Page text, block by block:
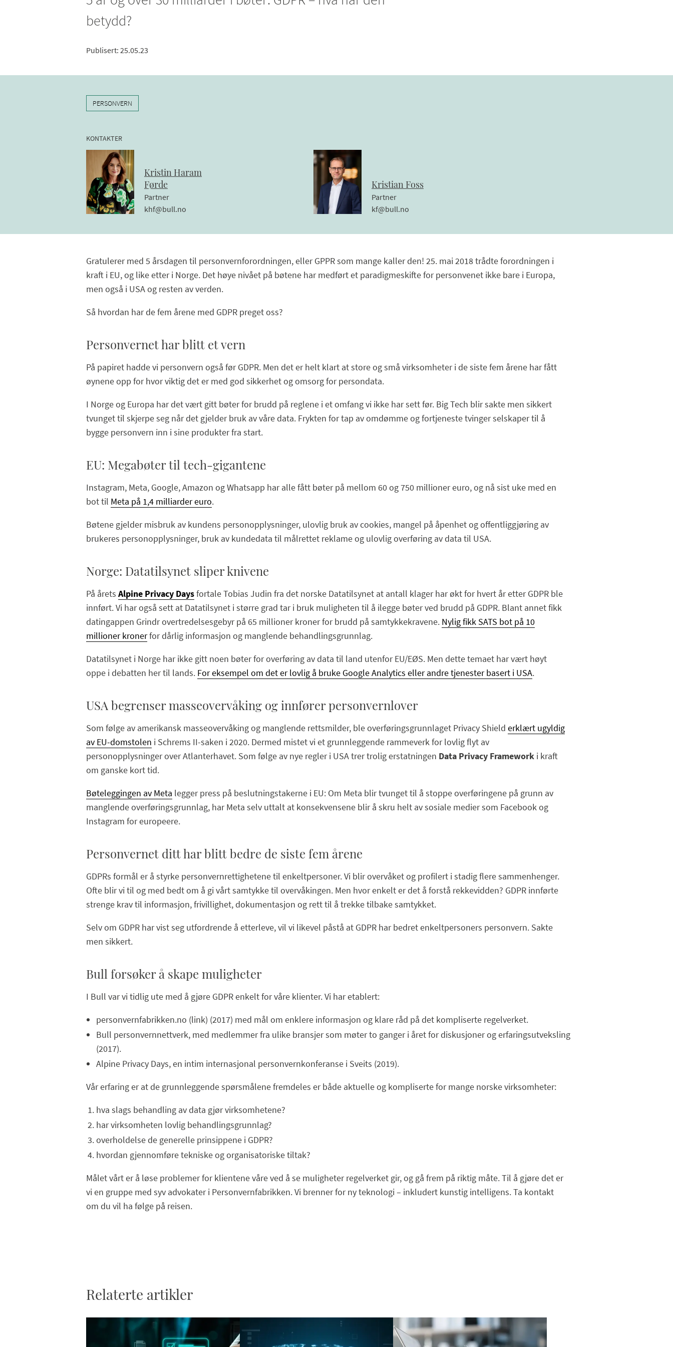
betydd?
Publisert: 25.05.23
PERSONVERN
KONTAKTER
Kristin Haram
Førde
Partner
khf@bull.no
Kristian Foss
Partner
kf@bull.no
Gratulerer med 5 årsdagen til personvernforordningen, eller GPPR som mange kaller den! 25. mai 2018 trådte forordningen i
kraft i EU, og like etter i Norge. Det høye nivået på bøtene har medført et paradigmeskifte for personvenet ikke bare i Europa,
men også i USA og resten av verden.
Så hvordan har de fem årene med GDPR preget oss?
Personvernet har blitt et vern
På papiret hadde vi personvern også før GDPR. Men det er helt klart at store og små virksomheter i de siste fem årene har fått
øynene opp for hvor viktig det er med god sikkerhet og omsorg for persondata.
I Norge og Europa har det vært gitt bøter for brudd på reglene i et omfang vi ikke har sett før. Big Tech blir sakte men sikkert
tvunget til skjerpe seg når det gjelder bruk av våre data. Frykten for tap av omdømme og fortjeneste tvinger selskaper til å
bygge personvern inn i sine produkter fra start.
EU: Megabøter til tech-gigantene
Instagram, Meta, Google, Amazon og Whatsapp har alle fått bøter på mellom 60 og 750 millioner euro, og nå sist uke med en
bot til Meta på 1,4 milliarder euro.
Bøtene gjelder misbruk av kundens personopplysninger, ulovlig bruk av cookies, mangel på åpenhet og offentliggjøring av
brukeres personopplysninger, bruk av kundedata til målrettet reklame og ulovlig overføring av data til USA.
Norge: Datatilsynet sliper knivene
På årets Alpine Privacy Daysfortale Tobias Judin fra det norske Datatilsynet at antall klager har økt for hvert år etter GDPR ble
innført. Vi har også sett at Datatilsynet i større grad tar i bruk muligheten til å ilegge bøter ved brudd på GDPR. Blant annet fikk
datingappen Grindr overtredelsesgebyr på 65 millioner kroner for brudd på samtykkekravene. Nylig fikk SATS bot på 10
millioner kronerfor dårlig informasjon og manglende behandlingsgrunnlag.
Datatilsynet i Norge har ikke gitt noen bøter for overføring av data til land utenfor EU/EØS. Men dette temaet har vært høyt
oppe i debatten her til lands. For eksempel om det er lovlig å bruke Google Analytics eller andre tjenester basert i USA.
USA begrenser masseovervåking og innfører personvernlover
Som følge av amerikansk masseovervåking og manglende rettsmilder, ble overføringsgrunnlaget Privacy Shield erklært ugyldig
av EU-domstolen i Schrems II-saken i 2020. Dermed mistet vi et grunnleggende rammeverk for lovlig flyt av
personopplysninger over Atlanterhavet. Som følge av nye regler i USA trer trolig erstatningen Data Privacy Framework i kraft
om ganske kort tid.
Bøteleggingen av Meta legger press på beslutningstakerne i EU: Om Meta blir tvunget til å stoppe overføringene på grunn av
manglende overføringsgrunnlag, har Meta selv uttalt at konsekvensene blir å skru helt av sosiale medier som Facebook og
Instagram for europeere.
Personvernet ditt har blitt bedre de siste fem årene
GDPRs formål er å styrke personvernrettighetene til enkeltpersoner. Vi blir overvåket og profilert i stadig flere sammenhenger.
Ofte blir vi til og med bedt om å gi vårt samtykke til overvåkingen. Men hvor enkelt er det å forstå rekkevidden? GDPR innførte
strenge krav til informasjon, frivillighet, dokumentasjon og rett til å trekke tilbake samtykket.
Selv om GDPR har vist seg utfordrende å etterleve, vil vi likevel påstå at GDPR har bedret enkeltpersoners personvern. Sakte
men sikkert.
Bull forsøker å skape muligheter
I Bull var vi tidlig ute med å gjøre GDPR enkelt for våre klienter. Vi har etablert:
personvernfabrikken.no (link) (2017) med mål om enklere informasjon og klare råd på det kompliserte regelverket.
Bull personvernnettverk, med medlemmer fra ulike bransjer som møter to ganger i året for diskusjoner og erfaringsutveksling
(2017).
Alpine Privacy Days, en intim internasjonal personvernkonferanse i Sveits (2019).
Vår erfaring er at de grunnleggende spørsmålene fremdeles er både aktuelle og kompliserte for mange norske virksomheter:
hva slags behandling av data gjør virksomhetene?
har virksomheten lovlig behandlingsgrunnlag?
overholdelse de generelle prinsippene i GDPR?
hvordan gjennomføre tekniske og organisatoriske tiltak?
Målet vårt er å løse problemer for klientene våre ved å se muligheter regelverket gir, og gå frem på riktig måte. Til å gjøre det er
vi en gruppe med syv advokater i Personvernfabrikken. Vi brenner for ny teknologi – inkludert kunstig intelligens. Ta kontakt
om du vil ha følge på reisen.
Relaterte artikler